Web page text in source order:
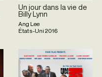
Un jour dans la vie de
Billy Lynn
Ang Lee
États-Uni 2016